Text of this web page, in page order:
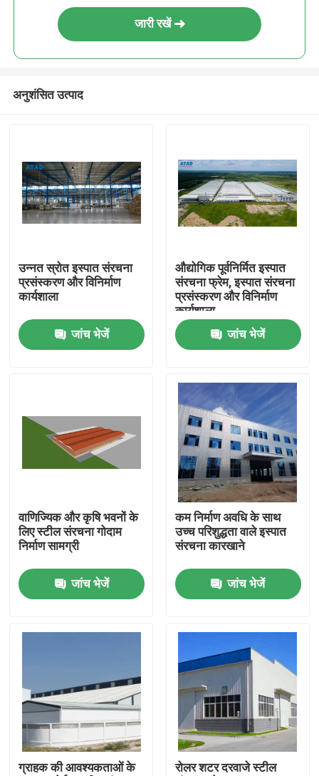
कारखाना भ्रमण
गुणवत्ता नियंत्रण
एक उद्धरण का अनुरोध करें
इस्पात संरचना गोदाम
इस्पात संरचना कार्यशाला
हल्के इस्पात संरचना
जारी रखें
अनुशंसित उत्पाद
उन्नत स्रोत इस्पात संरचना
प्रसंस्करण और विनिर्माण
कार्यशाला
जांच भेजें
औद्योगिक पूर्वनिर्मित इस्पात
संरचना फ्रेम, इस्पात संरचना
प्रसंस्करण और विनिर्माण
कार्यशाला
जांच भेजें
वाणिज्यिक और कृषि भवनों के
लिए स्टील संरचना गोदाम
निर्माण सामग्री
जांच भेजें
कम निर्माण अवधि के साथ
उच्च परिशुद्धता वाले इस्पात
संरचना कारखाने
जांच भेजें
ग्राहक की आवश्यकताओं के
रोलर शटर दरवाजे स्टील